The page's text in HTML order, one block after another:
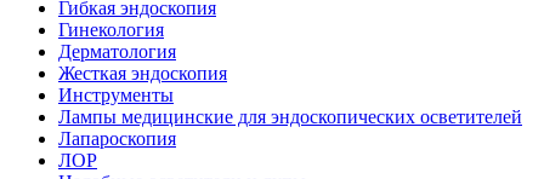
Гибкая эндоскопия
Гинекология
Дерматология
Жесткая эндоскопия
Инструменты
Лампы медицинские для эндоскопических осветителей
Лапароскопия
ЛОР